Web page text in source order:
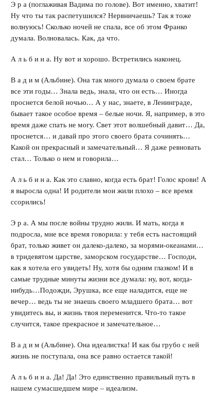
Э р а (поглаживая Вадима по голове). Вот именно, хватит!
Ну что ты так распетушился? Нервничаешь? Так я тоже
волнуюсь! Сколько ночей не спала, все об этом Франко
думала. Волновалась. Как, да что.
А л ь б и н а. Ну вот и хорошо. Встретились наконец.
В а д и м (Альбине). Она так много думала о своем брате
все эти годы… Знала ведь, знала, что он есть… Иногда
проснется белой ночью… А у нас, знаете, в Ленинграде,
бывает такое особое время – белые ночи. Я, например, в это
время даже спать не могу. Свет этот волшебный давит… Да,
проснется… и давай про этого своего брата сочинять…
Какой он прекрасный и замечательный… Я даже ревновать
стал… Только о нем и говорила…
А л ь б и н а. Как это славно, когда есть брат! Голос крови! А
я выросла одна! И родители мои жили плохо – все время
ссорились!
Э р а. А мы после войны трудно жили. И мать, когда я
подросла, мне все время говорила: у тебя есть настоящий
брат, только живет он далеко-далеко, за морями-океанами…
в тридевятом царстве, заморском государстве… Господи,
как я хотела его увидеть! Ну, хотя бы одним глазком! И в
самые трудные минуты жизни все думала: ну, вот, когда-
нибудь…Подожди, Эрушка, все еще наладится, еще не
вечер… ведь ты не знаешь своего младшего брата… вот
увидитесь вы, и жизнь твоя переменится. Что-то такое
случится, такое прекрасное и замечательное…
В а д и м (Альбине). Она идеалистка! И как бы грубо с ней
жизнь не поступала, она все равно остается такой!
А л ь б и н а. Да! Да! Это единственно правильный путь в
нашем сумасшедшем мире – идеализм.